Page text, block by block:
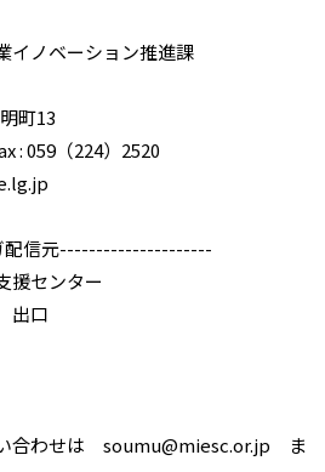
ノベーション推進課
町13
: 059（224）2520
信元---------------------
援センター
口
い合わせは soumu@miesc.or.jp ま